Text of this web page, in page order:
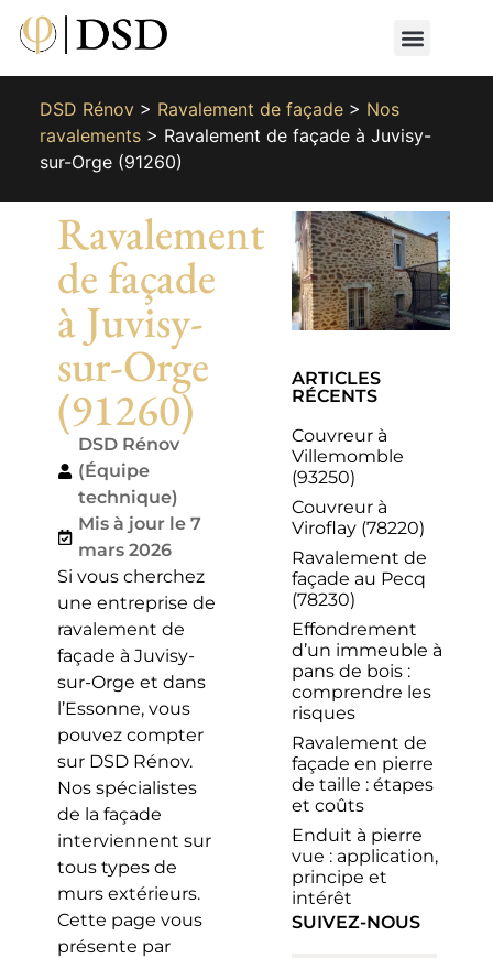
DSD Rénov> Ravalement de façade> Nos
ravalements> Ravalement de façade à Juvisy-
sur-Orge (91260)
Ravalement
de façade
à Juvisy-
sur-Orge
(91260)
DSD Rénov
(Équipe
technique)
Mis à jour le 7
mars 2026
Si vous cherchez
une entreprise de
ravalement de
façade à Juvisy-
sur-Orge et dans
l’Essonne, vous
pouvez compter
sur DSD Rénov.
Nos spécialistes
de la façade
interviennent sur
tous types de
murs extérieurs.
Cette page vous
présente par
ARTICLES
RÉCENTS
Couvreur à
Villemomble
(93250)
Couvreur à
Viroflay (78220)
Ravalement de
façade au Pecq
(78230)
Effondrement
d’un immeuble à
pans de bois :
comprendre les
risques
Ravalement de
façade en pierre
de taille : étapes
et coûts
Enduit à pierre
vue : application,
principe et
intérêt
SUIVEZ-NOUS